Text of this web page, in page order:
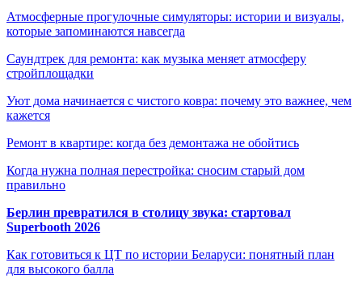
Атмосферные прогулочные симуляторы: истории и визуалы,
которые запоминаются навсегда
Саундтрек для ремонта: как музыка меняет атмосферу
стройплощадки
Уют дома начинается с чистого ковра: почему это важнее, чем
кажется
Ремонт в квартире: когда без демонтажа не обойтись
Когда нужна полная перестройка: сносим старый дом
правильно
Берлин превратился в столицу звука: стартовал
Superbooth 2026
Как готовиться к ЦТ по истории Беларуси: понятный план
для высокого балла